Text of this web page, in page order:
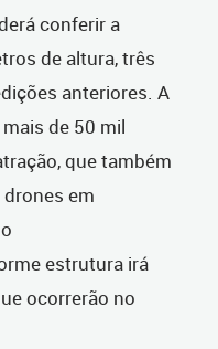
conferir a
de altura, três
anteriores. A
de 50 mil
que também
em
estrutura irá
ocorrerão no